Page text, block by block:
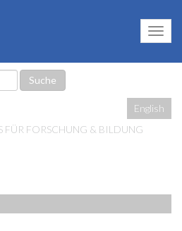
English
FÜR FORSCHUNG & BILDUNG